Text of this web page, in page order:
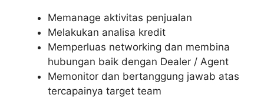
Memanage aktivitas penjualan
Melakukan analisa kredit
Memperluas networking dan membina
hubungan baik dengan Dealer / Agent
Memonitor dan bertanggung jawab atas
tercapainya target team